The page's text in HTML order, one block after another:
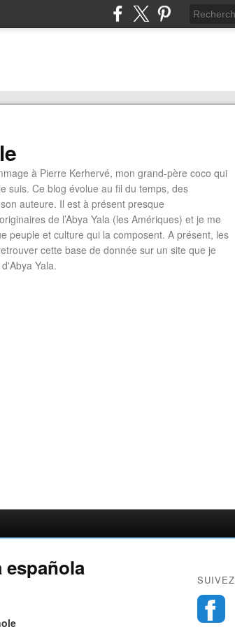
à Pierre Kerhervé, mon grand-père coco qui
suis. Ce blog évolue au fil du temps, des
auteure. Il est à présent presque
de l’Abya Yala (les Amériques) et je me
peuple et culture qui la composent. A présent, les
cette base de donnée sur un site que je
Yala.
española